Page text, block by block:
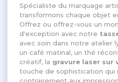
Spécialiste du marquage
transformons chaque objet
Offrez ou offrez-vous un
d'exception avec notre
avec soin dans notre atelier
un café matinal, un thé
créatif, la gravure laser sur
touche de sophistication qui